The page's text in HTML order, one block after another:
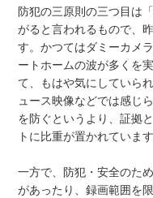
防犯の三原則の三つ目は
がると言われるもので、
す。かつてはダミーカメ
ートホームの波が多くを
て、もはや気にしていら
ュース映像などでは感じ
を防ぐというより、証拠
トに比重が置かれています
一方で、防犯・安全のた
があったり、録画範囲を